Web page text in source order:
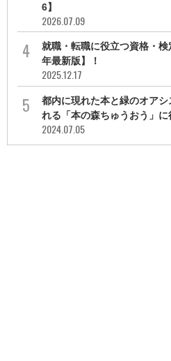
6】
2026.07.09
就職・転職に役立つ資格・
年最新版】！
2025.12.17
都内に現れた本と緑のオア
れる「本の森ちゅうおう」に
2024.07.05